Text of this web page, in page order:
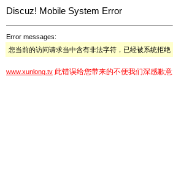
Discuz! Mobile System Error
Error messages:
您当前的访问请求当中含有非法字符，已经被系统拒绝
www.xunlong.tv 此错误给您带来的不便我们深感歉意